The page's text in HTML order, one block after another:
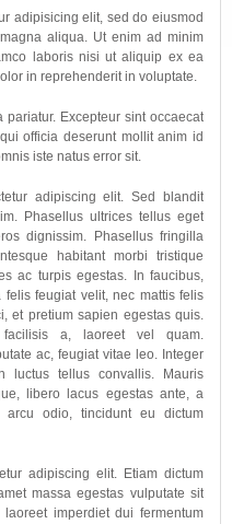
adipisicing elit, sed do eiusmod
aliqua. Ut enim ad minim
laboris nisi ut aliquip ex ea
in reprehenderit in voluptate.
Excepteur sint occaecat
officia deserunt mollit anim id
iste natus error sit.
adipiscing elit. Sed blandit
Phasellus ultrices tellus eget
dignissim. Phasellus fringilla
habitant morbi tristique
ac turpis egestas. In faucibus,
feugiat velit, nec mattis felis
et pretium sapien egestas quis.
a, laoreet vel quam.
ac, feugiat vitae leo. Integer
luctus tellus convallis. Mauris
libero lacus egestas ante, a
odio, tincidunt eu dictum
adipiscing elit. Etiam dictum
massa egestas vulputate sit
imperdiet dui fermentum